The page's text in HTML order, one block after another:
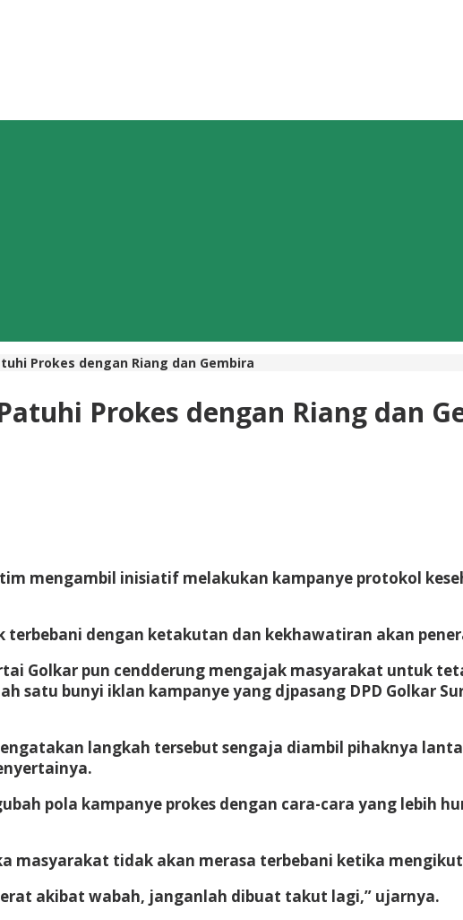
Prokes dengan Riang dan Gembira
Prokes dengan Riang dan
mengambil inisiatif melakukan kampanye protokol
dengan ketakutan dan kekhawatiran akan
Golkar pun cendderung mengajak masyarakat untuk
satu bunyi iklan kampanye yang djpasang DPD Golkar
langkah tersebut sengaja diambil pihaknya
pola kampanye prokes dengan cara-cara yang lebih
masyarakat tidak akan merasa terbebani ketika
akibat wabah, janganlah dibuat takut lagi,” ujarnya.